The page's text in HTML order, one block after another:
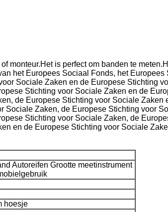
monteur.Het is perfect om banden te
het Europees Sociaal Fonds, het Europees
Sociale Zaken en de Europese Stichting
Stichting voor Sociale Zaken en de
de Europese Stichting voor Sociale Zaken
Zaken, de Europese Stichting voor
Stichting voor Sociale Zaken, de
en de Europese Stichting voor Sociale
Autoreifen Grootte meetinstrument
hoesje